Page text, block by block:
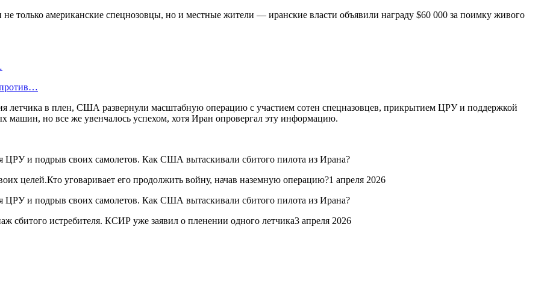
только американские спецнозовцы, но и местные жители — иранские власти объявили награду $60 000 за поимку живого
летчика в плен, США развернули масштабную операцию с участием сотен спецназовцев, прикрытием ЦРУ и поддержкой
но все же увенчалось успехом, хотя Иран опровергал эту информацию.
целей.Кто уговаривает его продолжить войну, начав наземную операцию?1 апреля 2026
истребителя. КСИР уже заявил о пленении одного летчика3 апреля 2026